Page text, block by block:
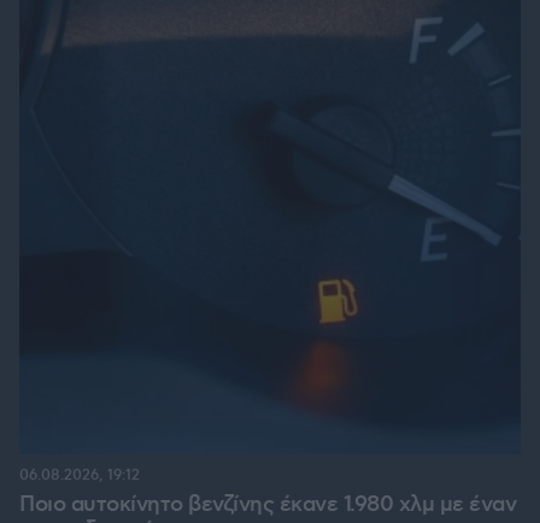
Ποιο αυτοκίνητο βενζίνης έκανε 1.980 χλμ με έναν
06.08.2026, 19:12